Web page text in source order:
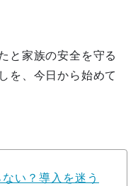
と家族の安全を守る
を、今日から始めて
い？導入を迷う